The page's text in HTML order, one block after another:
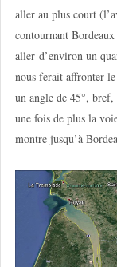
aller au plus court
contournant
aller d’environ un
nous ferait affronter
un angle de 45°,
une fois de plus la
montre jusqu’à